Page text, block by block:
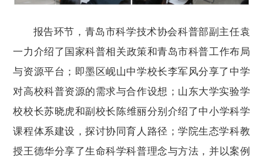
报告环节 ， 青岛市科学技术协会科普部副 主任袁
一力介绍了 国家科普相关政策和青岛市科普工作布局
与资源平台；即墨区岘山中学校长李军风分享了中学
对高校科普资源的需求与合作设想；山东大学实验学
校校长苏晓虎和副校长陈维丽分别 介绍了中小学科学
课程体系建设，探讨协同育人路径；学院生态学科教
授王德华分享了生命科学科普理念与方法， 并以案例